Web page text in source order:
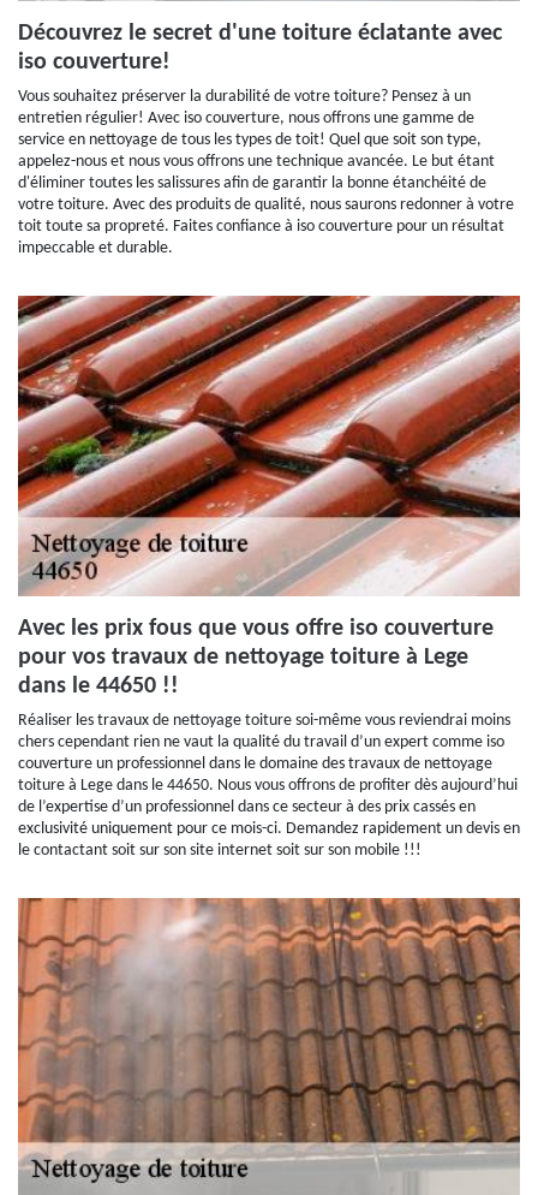
Découvrez le secret d'une toiture éclatante avec
iso couverture!
Vous souhaitez préserver la durabilité de votre toiture? Pensez à un
entretien régulier! Avec iso couverture, nous offrons une gamme de
service en nettoyage de tous les types de toit! Quel que soit son type,
appelez-nous et nous vous offrons une technique avancée. Le but étant
d'éliminer toutes les salissures afin de garantir la bonne étanchéité de
votre toiture. Avec des produits de qualité, nous saurons redonner à votre
toit toute sa propreté. Faites confiance à iso couverture pour un résultat
impeccable et durable.
Avec les prix fous que vous offre iso couverture
pour vos travaux de nettoyage toiture à Lege
dans le 44650 !!
Réaliser les travaux de nettoyage toiture soi-même vous reviendrai moins
chers cependant rien ne vaut la qualité du travail d’un expert comme iso
couverture un professionnel dans le domaine des travaux de nettoyage
toiture à Lege dans le 44650. Nous vous offrons de profiter dès aujourd’hui
de l’expertise d’un professionnel dans ce secteur à des prix cassés en
exclusivité uniquement pour ce mois-ci. Demandez rapidement un devis en
le contactant soit sur son site internet soit sur son mobile !!!